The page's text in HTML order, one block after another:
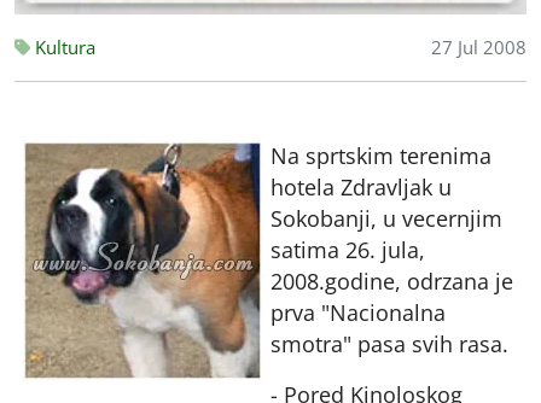
Kultura 27 Jul 2008
Na sprtskim terenima
hotela Zdravljak u
Sokobanji, u vecernjim
satima 26. jula,
2008.godine, odrzana je
prva "Nacionalna
smotra" pasa svih rasa.
- Pored Kinoloskog